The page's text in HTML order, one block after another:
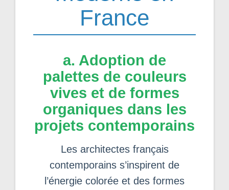
France
a. Adoption de
palettes de couleurs
vives et de formes
organiques dans les
projets contemporains
Les architectes français
contemporains s’inspirent de
l’énergie colorée et des formes